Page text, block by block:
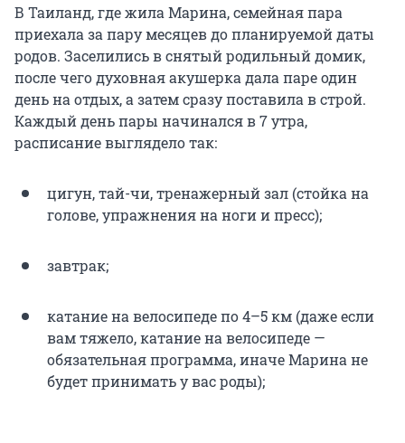
В Таиланд, где жила Марина, семейная пара
приехала за пару месяцев до планируемой даты
родов. Заселились в снятый родильный домик,
после чего духовная акушерка дала паре один
день на отдых, а затем сразу поставила в строй.
Каждый день пары начинался в 7 утра,
расписание выглядело так:
цигун, тай-чи, тренажерный зал (стойка на
голове, упражнения на ноги и пресс);
завтрак;
катание на велосипеде по 4–5 км (даже если
вам тяжело, катание на велосипеде —
обязательная программа, иначе Марина не
будет принимать у вас роды);